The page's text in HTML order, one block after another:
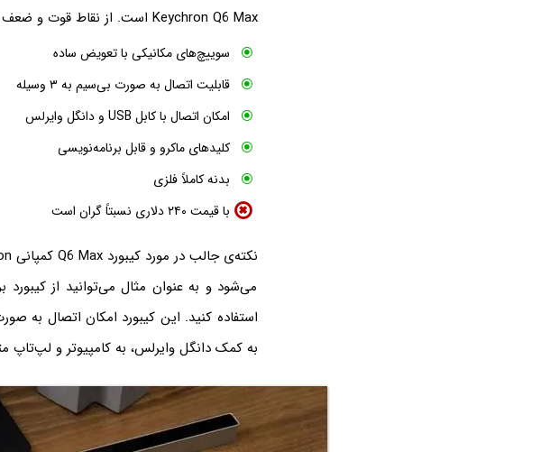
Keychron Q6 Max است. از نقاط قوت و ضعف این کیبورد می‌توان به موارد زیر اشاره کرد:
سوییچ‌های مکانیکی با تعویض ساده
قابلیت اتصال به صورت بی‌سیم به ۳ وسیله
امکان اتصال با کابل USB و دانگل وایرلس
کلیدهای ماکرو و قابل برنامه‌نویسی
بدنه کاملاً فلزی
با قیمت ۲۴۰ دلاری نسبتاً گران است
می‌شود و به عنوان مثال می‌توانید از
به کمک دانگل وایرلس، به کامپیوتر و لپ‌تاپ